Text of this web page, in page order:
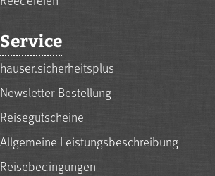
Service
hauser.sicherheitsplus
Newsletter-Bestellung
Reisegutscheine
Allgemeine Leistungsbeschreibung
Reisebedingungen